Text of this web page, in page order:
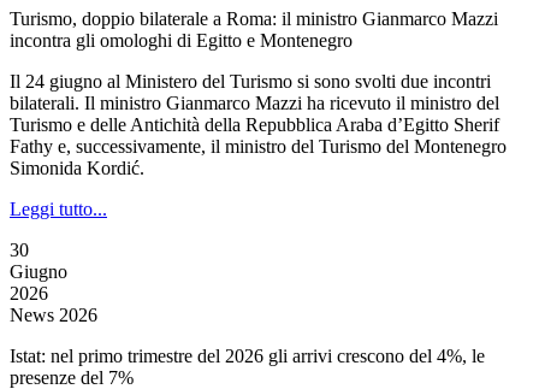
Turismo, doppio bilaterale a Roma: il ministro Gianmarco Mazzi
incontra gli omologhi di Egitto e Montenegro
Il 24 giugno al Ministero del Turismo si sono svolti due incontri
bilaterali. Il ministro Gianmarco Mazzi ha ricevuto il ministro del
Turismo e delle Antichità della Repubblica Araba d’Egitto Sherif
Fathy e, successivamente, il ministro del Turismo del Montenegro
Simonida Kordić.
Leggi tutto...
30
Giugno
2026
News 2026
Istat: nel primo trimestre del 2026 gli arrivi crescono del 4%, le
presenze del 7%